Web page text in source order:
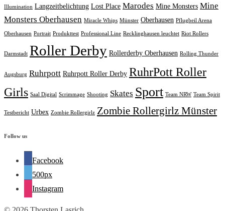
Illumination Langzeitbelichtung Lost Place Marodes Mine Monsters Mine
Monsters Oberhausen Miracle Whips Münster Oberhausen Pflugbeil Arena
Oberhausen Portrait Produkttest Professional Line Recklinghausen leuchtet Riot Rollers
Darmstadt Roller Derby Rollerderby Oberhausen Rolling Thunder
Augsburg Ruhrpott Ruhrpott Roller Derby RuhrPott Roller
Girls Saal Digital Scrimmage Shooting Skates Sport Team NRW Team Spirit
Testbericht Urbex Zombie Rollergirlz Zombie Rollergirlz Münster
Follow us
Facebook
500px
Instagram